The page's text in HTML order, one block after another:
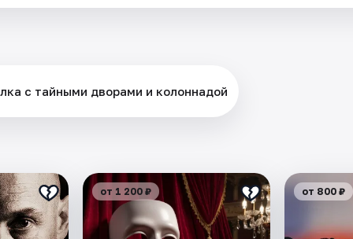
с тайными дворами и колоннадой
от 1 200 ₽ от 800 ₽